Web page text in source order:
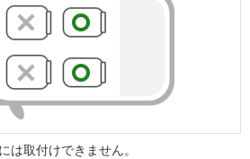
は取付けできません。